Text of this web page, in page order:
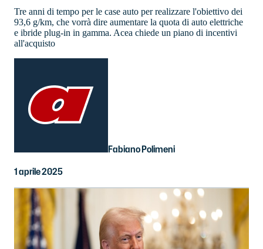
Tre anni di tempo per le case auto per realizzare l'obiettivo dei
93,6 g/km, che vorrà dire aumentare la quota di auto elettriche
e ibride plug-in in gamma. Acea chiede un piano di incentivi
all'acquisto
Fabiano Polimeni
1 aprile 2025